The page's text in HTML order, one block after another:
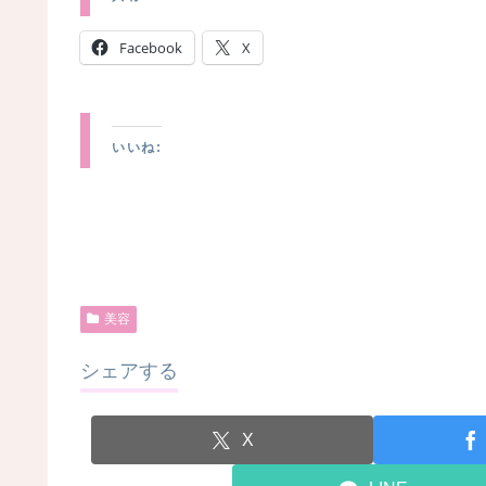
Facebook X
いいね:
美容
シェアする
X